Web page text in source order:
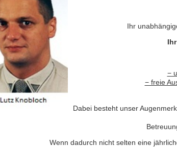
Ihr
−
− freie
Dabei besteht unser
Wenn dadurch nicht selten eine